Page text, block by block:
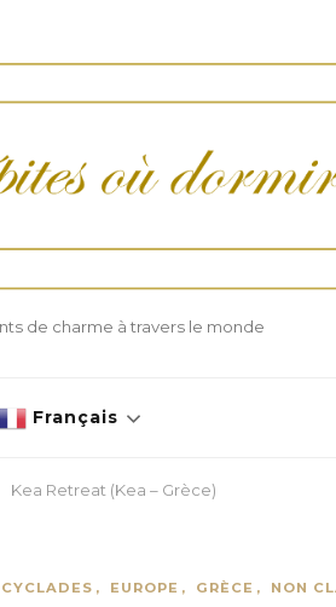
de charme à travers le monde
Français
Kea Retreat (Kea – Grèce)
CYCLADES EUROPE GRÈCE NON